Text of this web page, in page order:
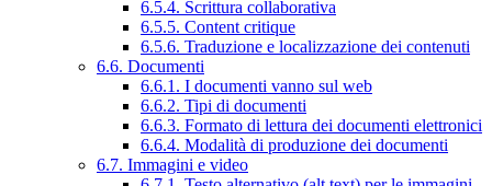
6.5.4. Scrittura collaborativa
6.5.5. Content critique
6.5.6. Traduzione e localizzazione dei contenuti
6.6. Documenti
6.6.1. I documenti vanno sul web
6.6.2. Tipi di documenti
6.6.3. Formato di lettura dei documenti elettronici
6.6.4. Modalità di produzione dei documenti
6.7. Immagini e video